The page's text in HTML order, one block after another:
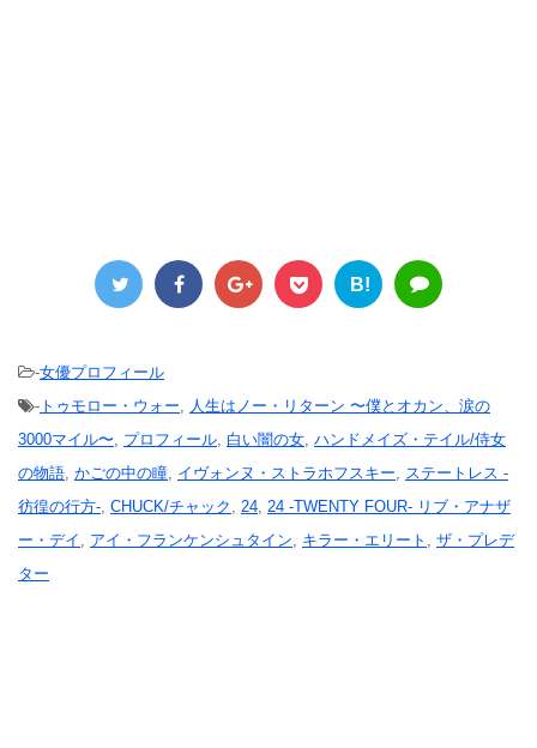
B!
-女優プロフィール
- トゥモロー・ウォー, 人生はノー・リターン 〜僕とオカン、涙の
3000マイル〜, プロフィール, 白い闇の女, ハンドメイズ・テイル/侍女
の物語, かごの中の瞳, イヴォンヌ・ストラホフスキー, ステートレス -
彷徨の行方-, CHUCK/チャック , 24, 24 -TWENTY FOUR- リブ・アナザ
ー・デイ , アイ・フランケンシュタイン, キラー・エリート , ザ・プレデ
ター